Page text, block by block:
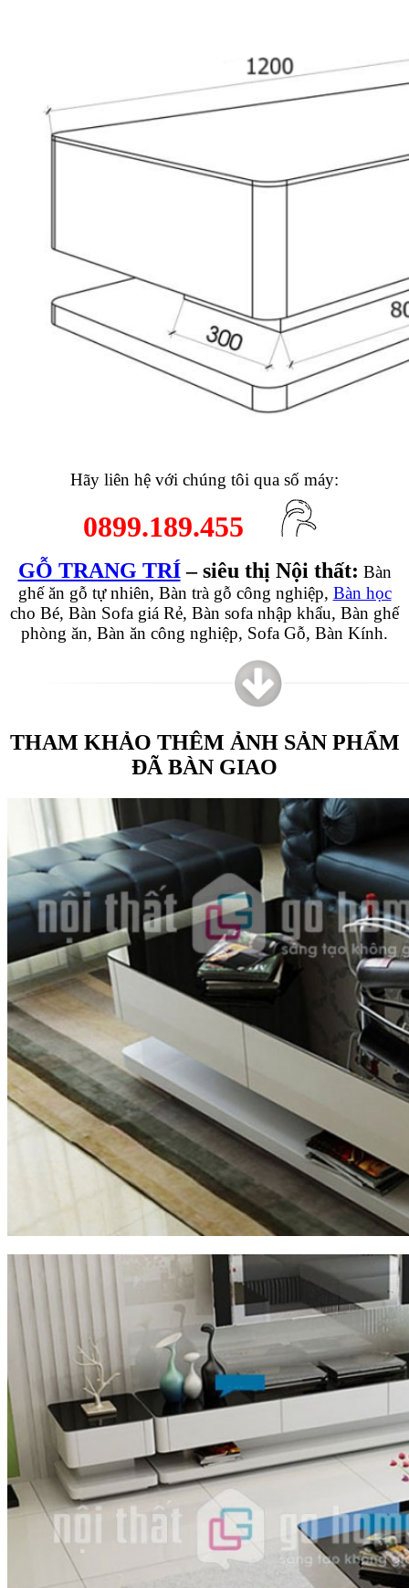
Hãy liên hệ với chúng tôi qua số máy:
0899.189.455
GỖ TRANG TRÍ– siêu thị Nội thất: Bàn
ghế ăn gỗ tự nhiên, Bàn trà gỗ công nghiệp, Bàn học
cho Bé, Bàn Sofa giá Rẻ, Bàn sofa nhập khẩu, Bàn ghế
phòng ăn, Bàn ăn công nghiệp, Sofa Gỗ, Bàn Kính.
THAM KHẢO THÊM ẢNH SẢN PHẨM
ĐÃ BÀN GIAO